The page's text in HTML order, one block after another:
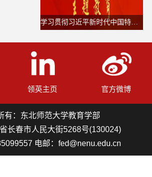
学习贯彻习近平新时代中国特色社会主义思想主题教育
领英主页 官方微博
有：东北师范大学教育学部
长春市人民大街5268号(130024)
电邮：fed@nenu.edu.cn